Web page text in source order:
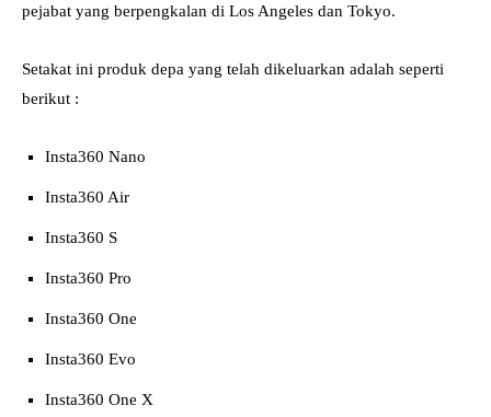
pejabat yang berpengkalan di Los Angeles dan Tokyo.
Setakat ini produk depa yang telah dikeluarkan adalah seperti
berikut :
Insta360 Nano
Insta360 Air
Insta360 S
Insta360 Pro
Insta360 One
Insta360 Evo
Insta360 One X